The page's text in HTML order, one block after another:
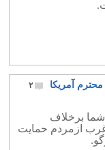
آمریکا ۲
شما برخلاف
ازمردم حمایت